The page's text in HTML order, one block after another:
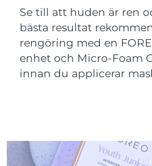
Se till att huden är ren
bästa resultat
rengöring med en
enhet och Micro-Foam
innan du applicerar